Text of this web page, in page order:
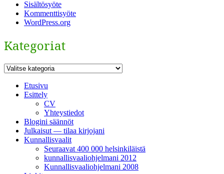
Sisältösyöte
Kommenttisyöte
WordPress.org
Kategoriat
Kategoriat
Etusivu
Esittely
CV
Yhteystiedot
Blogini säännöt
Julkaisut — tilaa kirjojani
Kunnallisvaalit
Seuraavat 400 000 helsinkiläistä
kunnallisvaaliohjelmani 2012
Kunnallisvaaliohjelmani 2008